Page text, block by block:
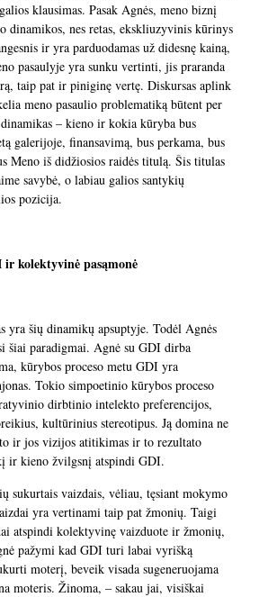
klausimas. Pasak Agnės, meno biznį
dinamikos, nes retas, ekskliuzyvinis kūrinys
ir yra parduodamas už didesnę kainą,
pasaulyje yra sunku vertinti, jis praranda
taip pat ir piniginę vertę. Diskursas aplink
meno pasaulio problematiką būtent per
– kieno ir kokia kūryba bus
galerijoje, finansavimą, bus perkama, bus
Meno iš didžiosios raidės titulą. Šis titulas
savybė, o labiau galios santykių
pozicija.
ir kolektyvinė pasąmonė
yra šių dinamikų apsuptyje. Todėl Agnės
šiai paradigmai. Agnė su GDI dirba
kūrybos proceso metu GDI yra
Tokio simpoetinio kūrybos proceso
dirbtinio intelekto preferencijos,
kultūrinius stereotipus. Ją domina ne
ir jos vizijos atitikimas ir to rezultato
ir kieno žvilgsnį atspindi GDI.
sukurtais vaizdais, vėliau, tęsiant mokymo
yra vertinami taip pat žmonių. Taigi
atspindi kolektyvinę vaizduote ir žmonių,
pažymi kad GDI turi labai vyrišką
moterį, beveik visada sugeneruojama
moteris. Žinoma, – sakau jai, visiškai